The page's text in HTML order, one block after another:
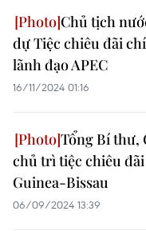
Chủ tịch
dự Tiệc chiêu đãi
lãnh đạo APEC
16/11/2024 01:16
Tổng Bí thư,
chủ trì tiệc chiêu
Guinea-Bissau
06/09/2024 13:39